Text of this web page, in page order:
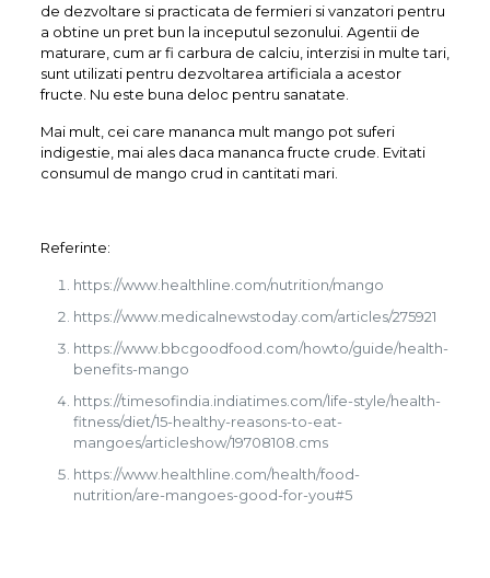
de dezvoltare si practicata de fermieri si vanzatori pentru
a obtine un pret bun la inceputul sezonului. Agentii de
maturare, cum ar fi carbura de calciu, interzisi in multe tari,
sunt utilizati pentru dezvoltarea artificiala a acestor
fructe. Nu este buna deloc pentru sanatate.
Mai mult, cei care mananca mult mango pot suferi
indigestie, mai ales daca mananca fructe crude. Evitati
consumul de mango crud in cantitati mari.
Referinte:
https://www.healthline.com/nutrition/mango
https://www.medicalnewstoday.com/articles/275921
https://www.bbcgoodfood.com/howto/guide/health-
benefits-mango
https://timesofindia.indiatimes.com/life-style/health-
fitness/diet/15-healthy-reasons-to-eat-
mangoes/articleshow/19708108.cms
https://www.healthline.com/health/food-
nutrition/are-mangoes-good-for-you#5